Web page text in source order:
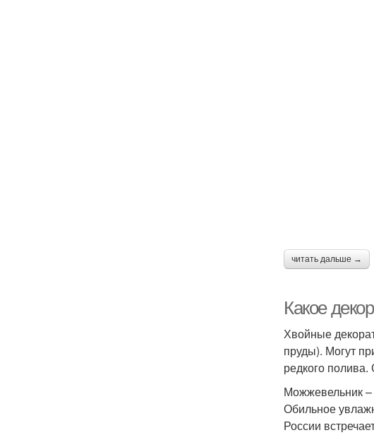
читать дальше →
Какое
Хвойные
пруды). Могут
редкого
Можжевельник
Обильное
России